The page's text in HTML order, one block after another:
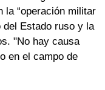
la “operación militar
del Estado ruso y la
"No hay causa
en el campo de